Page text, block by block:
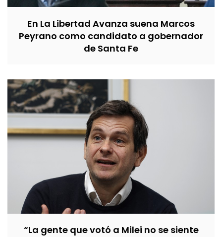
En La Libertad Avanza suena Marcos
Peyrano como candidato a gobernador
de Santa Fe
“La gente que votó a Milei no se siente